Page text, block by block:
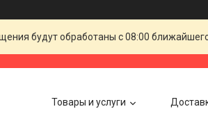
будут обработаны с 08:00
Товары и услуги